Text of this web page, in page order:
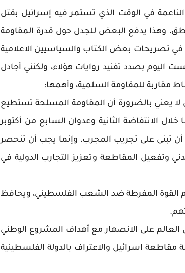
في الوقت الذي تستمر فيه إسرائيل بقتل
وهذا يدفع البعض للجدل حول قدرة المقاومة
تصريحات بعض الكتاب والسياسيين الاعلامية
اليوم بصدد تفنيد روايات هؤلاء، ولكنني أجادل
مقاربة للمقاومة السلمية، وأهمها:
لا يعني بالضرورة أن المقاومة المسلحة تستطيع
الانتفاضة الثانية وعدوان السابع من أكتوبر
تبنى على تجريب المجرب، وإنما يجب أن تنحصر
وتفعيل المقاطعة وتعزيز التجارب الدولية في
القوة المفرطة ضد الشعب الفلسطيني، ويحافظ
العالم على الانصهار مع أهداف المشروع الوطني
اسرائيل والاعتراف بالدولة الفلسطينية